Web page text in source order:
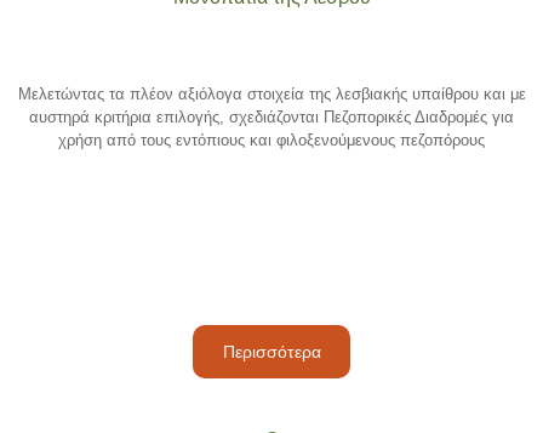
Μελετώντας τα πλέον αξιόλογα στοιχεία της λεσβιακής υπαίθρου και με
αυστηρά κριτήρια επιλογής, σχεδιάζονται Πεζοπορικές Διαδρομές για
χρήση από τους εντόπιους και φιλοξενούμενους πεζοπόρους
Περισσότερα